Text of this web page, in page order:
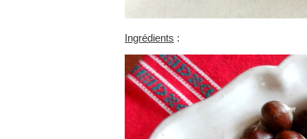
Ingrédients :